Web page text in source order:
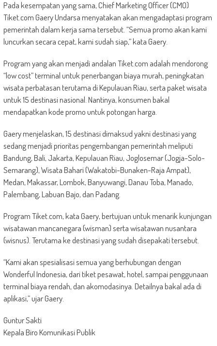
Pada kesempatan yang sama, Chief Marketing Officer (CMO)
Tiket.com Gaery Undarsa menyatakan akan mengadaptasi program
pemerintah dalam kerja sama tersebut. “Semua promo akan kami
luncurkan secara cepat, kami sudah siap,” kata Gaery.
Program yang akan menjadi andalan Tiket.com adalah mendorong
“low cost” terminal untuk penerbangan biaya murah, peningkatan
wisata perbatasan terutama di Kepulauan Riau, serta paket wisata
untuk 15 destinasi nasional. Nantinya, konsumen bakal
mendapatkan kode promo untuk potongan harga.
Gaery menjelaskan, 15 destinasi dimaksud yakni destinasi yang
sedang menjadi prioritas pengembangan pemerintah meliputi
Bandung, Bali, Jakarta, Kepulauan Riau, Joglosemar (Jogja-Solo-
Semarang), Wisata Bahari (Wakatobi-Bunaken-Raja Ampat),
Medan, Makassar, Lombok, Banyuwangi, Danau Toba, Manado,
Palembang, Labuan Bajo, dan Padang.
Program Tiket.com, kata Gaery, bertujuan untuk menarik kunjungan
wisatawan mancanegara (wisman) serta wisatawan nusantara
(wisnus). Terutama ke destinasi yang sudah disepakati tersebut.
“Kami akan spesialisasi semua yang berhubungan dengan
Wonderful Indonesia, dari tiket pesawat, hotel, sampai penggunaan
terminal biaya rendah, dan akomodasinya. Detailnya bakal ada di
aplikasi,” ujar Gaery.
Guntur Sakti
Kepala Biro Komunikasi Publik